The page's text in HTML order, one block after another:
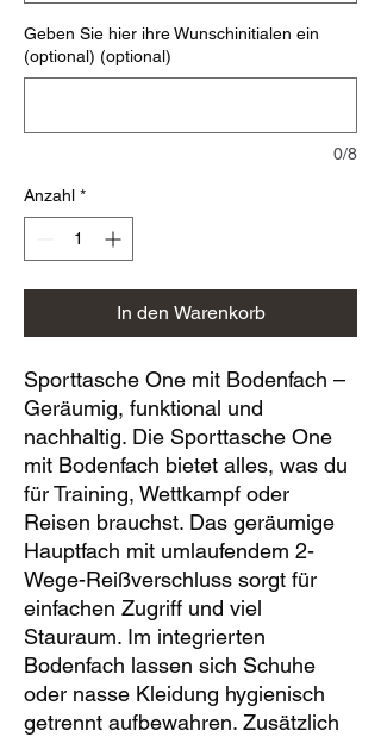
Geben Sie hier ihre Wunschinitialen ein
(optional) (optional)
0/8
Anzahl *
In den Warenkorb
Sporttasche One mit Bodenfach –
Geräumig, funktional und
nachhaltig. Die Sporttasche One
mit Bodenfach bietet alles, was du
für Training, Wettkampf oder
Reisen brauchst. Das geräumige
Hauptfach mit umlaufendem 2-
Wege-Reißverschluss sorgt für
einfachen Zugriff und viel
Stauraum. Im integrierten
Bodenfach lassen sich Schuhe
oder nasse Kleidung hygienisch
getrennt aufbewahren. Zusätzlich